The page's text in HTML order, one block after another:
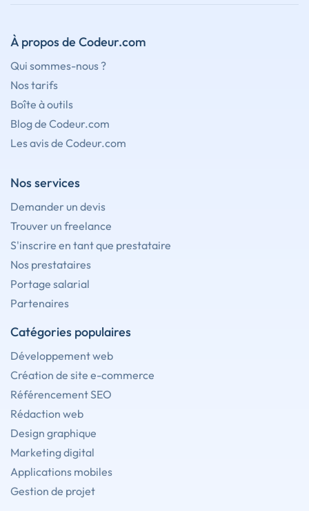
À propos de Codeur.com
Qui sommes-nous ?
Nos tarifs
Boîte à outils
Blog de Codeur.com
Les avis de Codeur.com
Nos services
Demander un devis
Trouver un freelance
S'inscrire en tant que prestataire
Nos prestataires
Portage salarial
Partenaires
Catégories populaires
Développement web
Création de site e-commerce
Référencement SEO
Rédaction web
Design graphique
Marketing digital
Applications mobiles
Gestion de projet